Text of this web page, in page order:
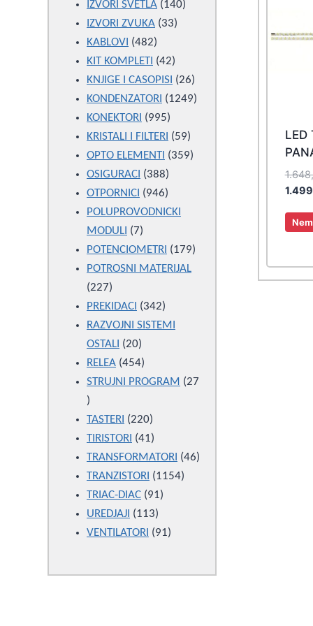
LED
products
IZVORI SVETLA 140140
IZVORI ZVUKA 3333
KABLOVI 482482
products
KIT KOMPLETI 4242
products
KNJIGE I CASOPISI 2626
products
KONDENZATORI 12491249
KONEKTORI 995995
products
KRISTALI I FILTERI 5959
products
OPTO ELEMENTI 359359
OSIGURACI 388388
products
OTPORNICI 946946
products
POLUPROVODNICKI
MODULI
77
products
POTENCIOMETRI 179179
POTROSNI MATERIJAL
227227
products
PREKIDACI 342342
products
RAZVOJNI SISTEMI
OSTALI
2020
products
RELEA 454454
products
STRUJNI PROGRAM
27
27
products
TASTERI 220220
products
TIRISTORI 4141
products
TRANSFORMATORI 4646
TRANZISTORI 11541154
TRIAC-DIAC 9191
UREDJAJI 113113
products
VENTILATORI 9191